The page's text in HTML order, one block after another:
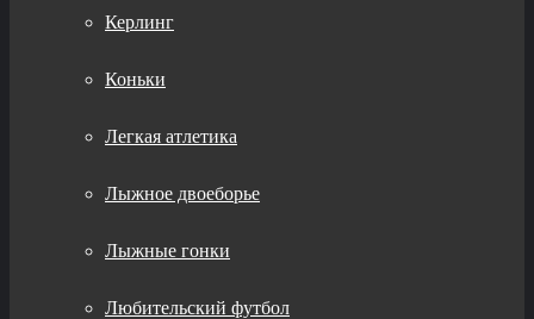
Керлинг
Коньки
Легкая атлетика
Лыжное двоеборье
Лыжные гонки
Любительский футбол